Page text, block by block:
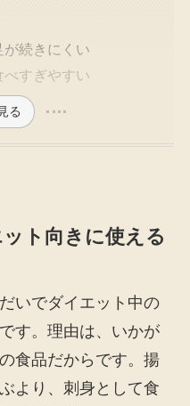
続きにくい
べすぎやすい
る
ト向きに使える
いでダイエット中の
す。理由は、いかが
食品だからです。揚
より、刺身として食